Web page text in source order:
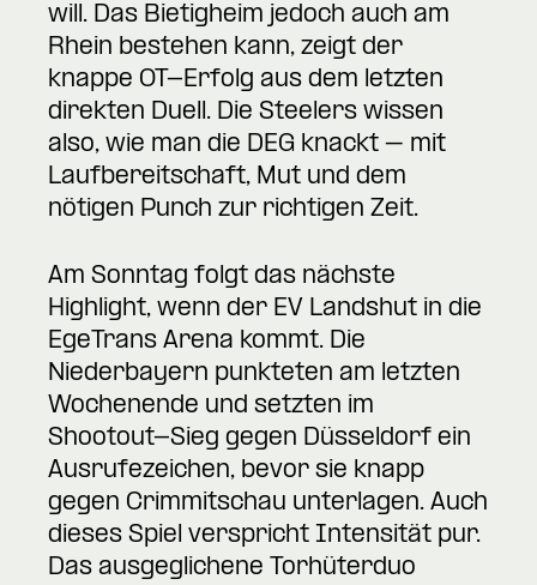
will. Das Bietigheim jedoch auch am
Rhein bestehen kann, zeigt der
knappe OT-Erfolg aus dem letzten
direkten Duell. Die Steelers wissen
also, wie man die DEG knackt – mit
Laufbereitschaft, Mut und dem
nötigen Punch zur richtigen Zeit.
Am Sonntag folgt das nächste
Highlight, wenn der EV Landshut in die
EgeTrans Arena kommt. Die
Niederbayern punkteten am letzten
Wochenende und setzten im
Shootout-Sieg gegen Düsseldorf ein
Ausrufezeichen, bevor sie knapp
gegen Crimmitschau unterlagen. Auch
dieses Spiel verspricht Intensität pur.
Das ausgeglichene Torhüterduo